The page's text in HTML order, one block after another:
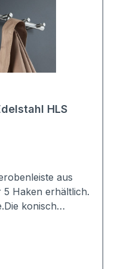
HLS
aus
5 Haken erhältlich.
konisch